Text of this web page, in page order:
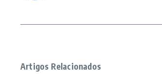
Artigos Relacionados